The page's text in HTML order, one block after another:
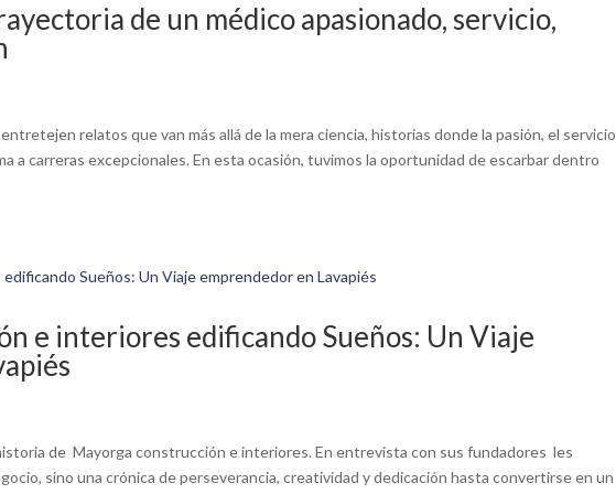
de un médico apasionado, servicio,
relatos que van más allá de la mera ciencia, historias donde la pasión, el servicio
a carreras excepcionales. En esta ocasión, tuvimos la oportunidad de escarbar dentro
e interiores edificando Sueños: Un Viaje
de Mayorga construcción e interiores. En entrevista con sus fundadores les
sino una crónica de perseverancia, creatividad y dedicación hasta convertirse en un